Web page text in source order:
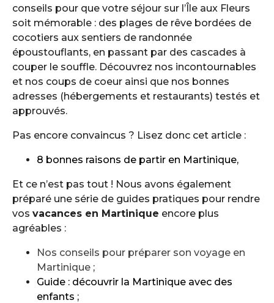
conseils pour que votre séjour sur l’Île aux Fleurs
soit mémorable : des plages de rêve bordées de
cocotiers aux sentiers de randonnée
époustouflants, en passant par des cascades à
couper le souffle. Découvrez nos incontournables
et nos coups de coeur ainsi que nos bonnes
adresses (hébergements et restaurants) testés et
approuvés.
Pas encore convaincus ? Lisez donc cet article :
8 bonnes raisons de partir en Martinique,
Et ce n’est pas tout ! Nous avons également
préparé une série de guides pratiques pour rendre
vos vacances en Martinique encore plus
agréables :
Nos conseils pour préparer son voyage en
Martinique ;
Guide : découvrir la Martinique avec des
enfants ;